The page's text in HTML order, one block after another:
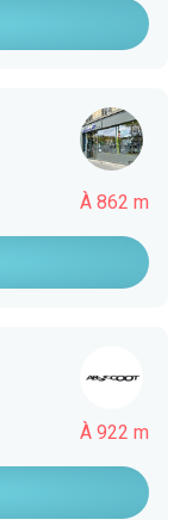
À 862 m
À 922 m